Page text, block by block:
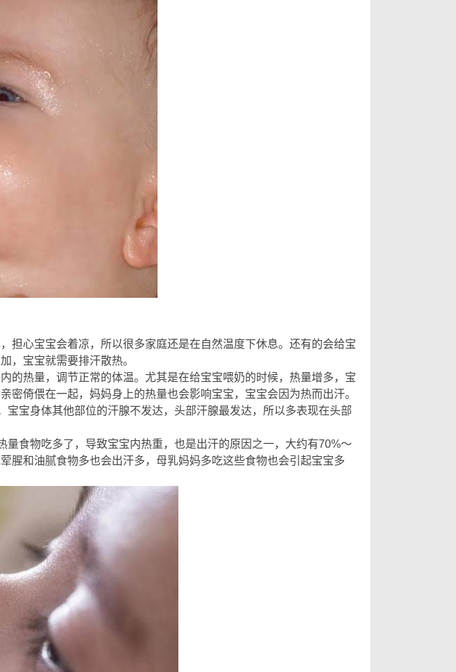
担心宝宝会着凉，所以很多家庭还是在自然温度下休息。还有的会给宝
，宝宝就需要排汗散热。
的热量，调节正常的体温。尤其是在给宝宝喂奶的时候，热量增多，宝
密倚偎在一起，妈妈身上的热量也会影响宝宝，宝宝会因为热而出汗。
宝宝身体其他部位的汗腺不发达，头部汗腺最发达，所以多表现在头部
量食物吃多了，导致宝宝内热重，也是出汗的原因之一，大约有70%～
腥和油腻食物多也会出汗多，母乳妈妈多吃这些食物也会引起宝宝多